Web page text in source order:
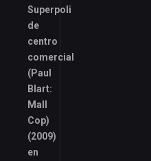
Superpoli
de
centro
comercial
(Paul
Blart:
Mall
Cop)
(2009)
en